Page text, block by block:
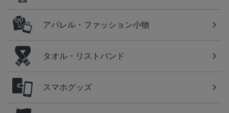
アパレル・ファッション小物
タオル・リストバンド
スマホグッズ